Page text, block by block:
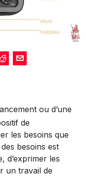
ou d’une
de
les besoins que
besoins est
d’exprimer les
un travail de